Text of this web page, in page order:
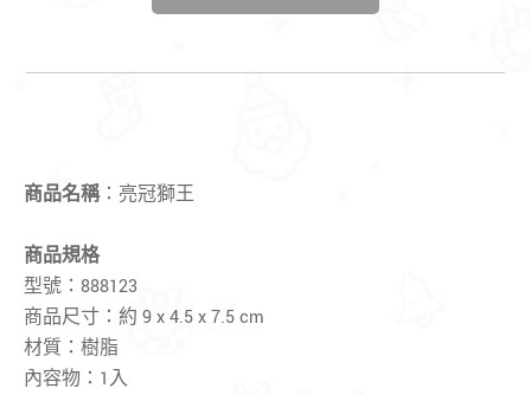
商品名稱：亮冠獅王
商品規格
型號：888123
商品尺寸：約 9 x 4.5 x 7.5 cm
材質：樹脂
內容物：1入